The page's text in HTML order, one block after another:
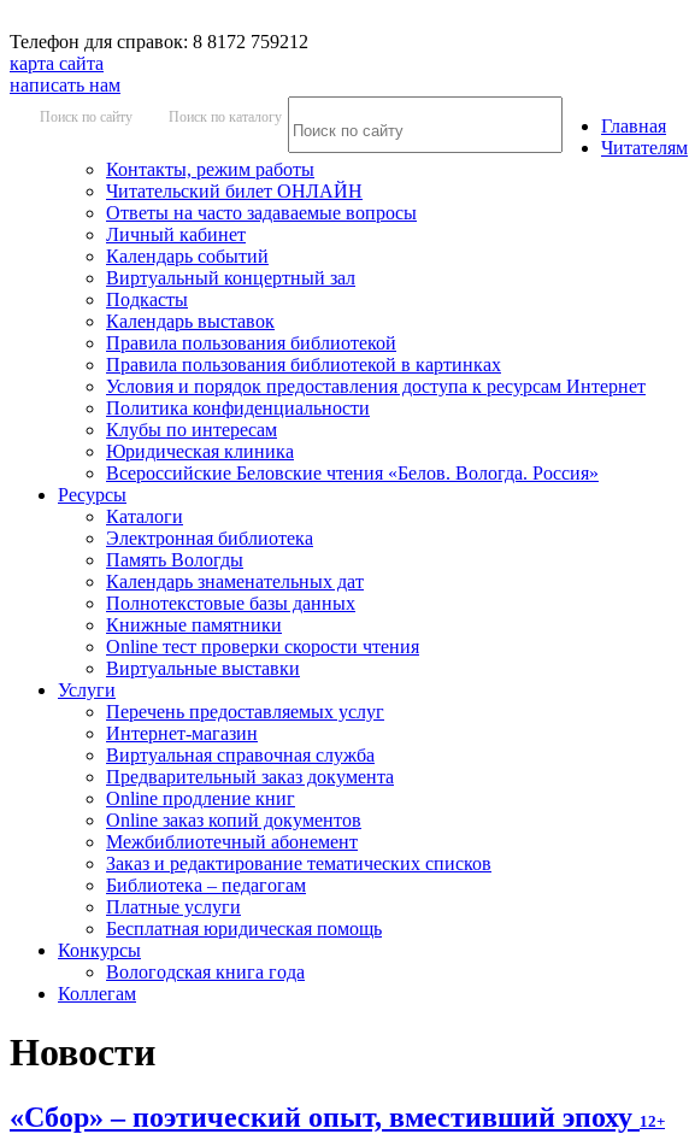
Телефон для справок: 8 8172 759212
карта сайта
написать нам
Поиск по сайту Поиск по каталогу
Главная
Читателям
Контакты, режим работы
Читательский билет ОНЛАЙН
Ответы на часто задаваемые вопросы
Личный кабинет
Календарь событий
Виртуальный концертный зал
Подкасты
Календарь выставок
Правила пользования библиотекой
Правила пользования библиотекой в картинках
Условия и порядок предоставления доступа к ресурсам Интернет
Политика конфиденциальности
Клубы по интересам
Юридическая клиника
Всероссийские Беловские чтения «Белов. Вологда. Россия»
Ресурсы
Каталоги
Электронная библиотека
Память Вологды
Календарь знаменательных дат
Полнотекстовые базы данных
Книжные памятники
Online тест проверки скорости чтения
Виртуальные выставки
Услуги
Перечень предоставляемых услуг
Интернет-магазин
Виртуальная справочная служба
Предварительный заказ документа
Online продление книг
Online заказ копий документов
Межбиблиотечный абонемент
Заказ и редактирование тематических списков
Библиотека – педагогам
Платные услуги
Бесплатная юридическая помощь
Конкурсы
Вологодская книга года
Коллегам
Новости
«Сбор» – поэтический опыт, вместивший эпоху 12+